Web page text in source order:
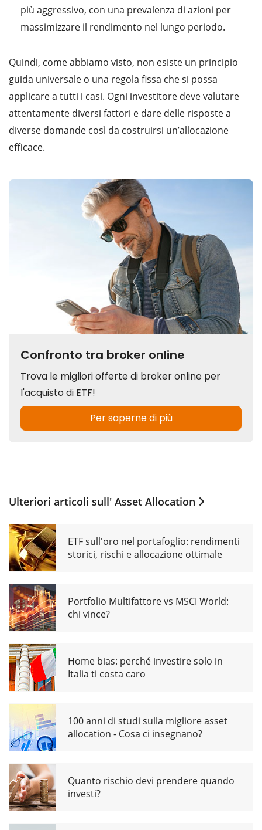
più aggressivo, con una prevalenza di azioni per
massimizzare il rendimento nel lungo periodo.
Quindi, come abbiamo visto, non esiste un principio
guida universale o una regola fissa che si possa
applicare a tutti i casi. Ogni investitore deve valutare
attentamente diversi fattori e dare delle risposte a
diverse domande così da costruirsi un’allocazione
efficace.
Ulteriori articoli sull' Asset Allocation
ETF sull'oro nel portafoglio: rendimenti
storici, rischi e allocazione ottimale
Portfolio Multifattore vs MSCI World:
chi vince?
Home bias: perché investire solo in
Italia ti costa caro
100 anni di studi sulla migliore asset
allocation - Cosa ci insegnano?
Quanto rischio devi prendere quando
investi?